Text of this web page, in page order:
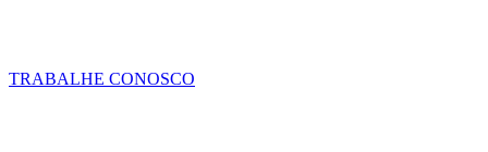
TRABALHE CONOSCO